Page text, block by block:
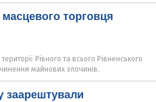
масцевого торговця
Рівного та всього Рівненського
майнових злочинів.
заарештували